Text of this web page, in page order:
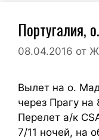
Португалия,
08.04.2016 от
Вылет на о.
через Прагу на
Перелет а/к
7/11 ночей, на